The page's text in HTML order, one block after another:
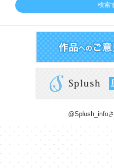
検索
@Splush_info